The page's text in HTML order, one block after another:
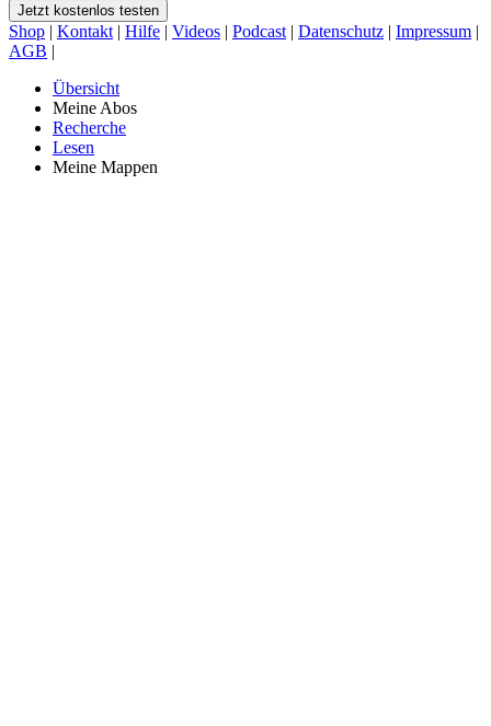
Jetzt kostenlos testen
Shop | Kontakt | Hilfe | Videos | Podcast | Datenschutz | Impressum |
AGB |
Übersicht
Meine Abos
Recherche
Lesen
Meine Mappen